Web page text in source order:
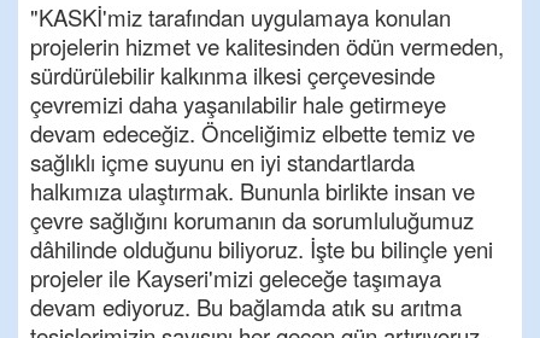
"KASKİ'miz tarafından uygulamaya konulan
projelerin hizmet ve kalitesinden ödün vermeden,
sürdürülebilir kalkınma ilkesi çerçevesinde
çevremizi daha yaşanılabilir hale getirmeye
devam edeceğiz. Önceliğimiz elbette temiz ve
sağlıklı içme suyunu en iyi standartlarda
halkımıza ulaştırmak. Bununla birlikte insan ve
çevre sağlığını korumanın da sorumluluğumuz
dâhilinde olduğunu biliyoruz. İşte bu bilinçle yeni
projeler ile Kayseri'mizi geleceğe taşımaya
devam ediyoruz. Bu bağlamda atık su arıtma